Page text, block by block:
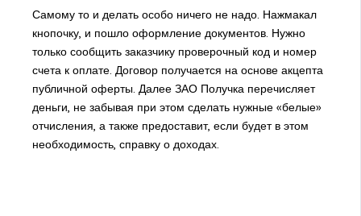
Самому то и делать особо ничего не надо. Нажмакал
кнопочку, и пошло оформление документов. Нужно
только сообщить заказчику проверочный код и номер
счета к оплате. Договор получается на основе акцепта
публичной оферты. Далее ЗАО Получка перечисляет
деньги, не забывая при этом сделать нужные «белые»
отчисления, а также предоставит, если будет в этом
необходимость, справку о доходах.